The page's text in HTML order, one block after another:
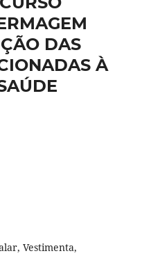
DAS
À
Vestimenta,